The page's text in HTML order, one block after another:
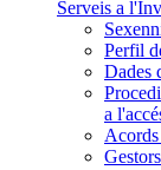
Serveis a
Perfil
Dades
a